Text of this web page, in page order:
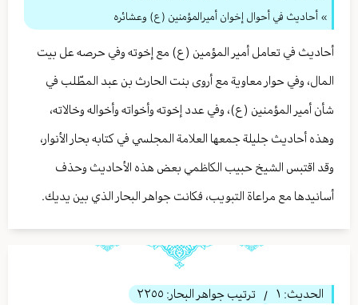
» أحاديث في أحوال إخوان أميرالمؤمنين (ع) وعشائره
أحاديث في تعامل أمير المؤمين (ع) مع إخوته وفي حرصه عل بيت
المال، وفي حوار معاوية مع أروى بنت الحارث بن عبد المطّلب في
شأن أمير المؤمنين (ع)، وفي عدد إخوته وأخواته وأخواله وخالاته،
وهذه أحاديث جليلة جمعها العلامة المجلسي في كتابه بحار الأنوار،
وقد اقتبس الشيخ حبيب الكاظمي بعض هذه الأحاديث وحذف
أسانيدها مع مراعاة التبويب، فكانت جواهر البحار الذي بين يديك.
الحديث: ١ / ترتيب جواهر البحار: ٢٢٥٥